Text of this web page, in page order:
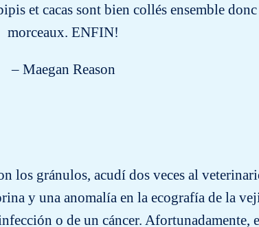
et cacas sont bien collés ensemble
morceaux. ENFIN!
– Maegan Reason
los gránulos, acudí dos veces al
y una anomalía en la ecografía de la
o de un cáncer. Afortunadamente,